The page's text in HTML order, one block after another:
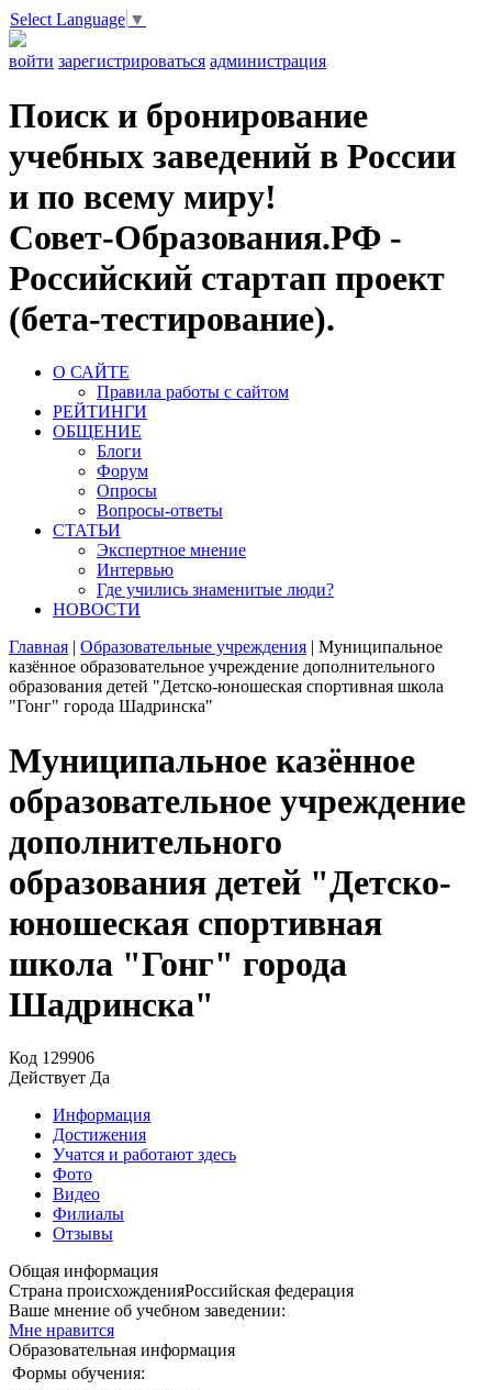
Select Language ▼
войти зарегистрироваться администрация
Поиск и бронирование
учебных заведений в России
и по всему миру!
Совет-Образования.РФ -
Российский стартап проект
(бета-тестирование).
О САЙТЕ
Правила работы с сайтом
РЕЙТИНГИ
ОБЩЕНИЕ
Блоги
Форум
Опросы
Вопросы-ответы
СТАТЬИ
Экспертное мнение
Интервью
Где учились знаменитые люди?
НОВОСТИ
Главная | Образовательные учреждения | Муниципальное
казённое образовательное учреждение дополнительного
образования детей "Детско-юношеская спортивная школа
"Гонг" города Шадринска"
Муниципальное казённое
образовательное учреждение
дополнительного
образования детей "Детско-
юношеская спортивная
школа "Гонг" города
Шадринска"
Код 129906
Действует Да
Информация
Достижения
Учатся и работают здесь
Фото
Видео
Филиалы
Отзывы
Общая информация
Страна происхожденияРоссийская федерация
Ваше мнение об учебном заведении:
Мне нравится
Образовательная информация
Формы обучения: